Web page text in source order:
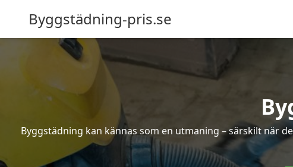
Byggstädning-pris.se
Byggstädning kan kännas som en utmaning – särskilt när